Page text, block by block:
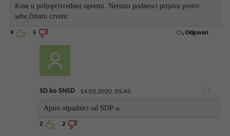
Kine u poljoprivrednoj opremi. Nermin podnesci prijavu protiv
sebe,čmaru crveni.
9 5 Odgovori
SD ko SNSD 14.03.2020. 05:45
Ajmo otpadnici od SDP-a.
2 2